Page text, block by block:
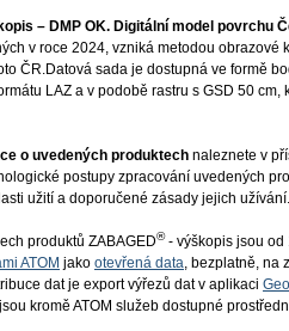
– DMP OK. Digitální model povrchu
v roce 2024, vzniká metodou
ČR.Datová sada je dostupná ve formě
LAZ a v podobě rastru s GSD 50
o uvedených produktech naleznete v
postupy zpracování uvedených
užití a doporučené zásady jejich užívání.
produktů ZABAGED®- výškopis jsou od
ATOM jako otevřená data, bezplatně, na
dat je export výřezů dat v aplikaci
kromě ATOM služeb dostupné